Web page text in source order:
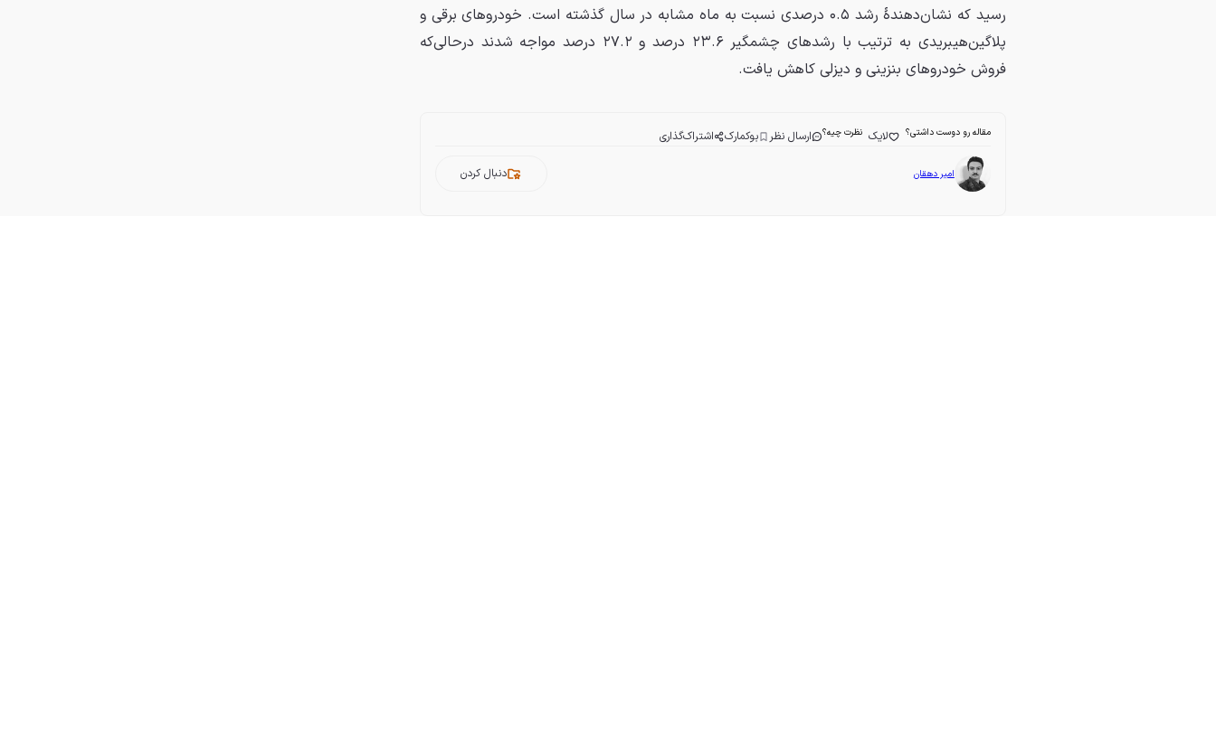
رسید که نشان‌دهندهٔ رشد ۰.۵ درصدی نسبت به ماه مشابه در سال گذشته است. خودروهای برقی و
پلاگین‌هیبریدی به ترتیب با رشدهای چشمگیر ۲۳.۶ درصد و ۲۷.۲ درصد مواجه شدند درحالی‌که
فروش خودروهای بنزینی و دیزلی کاهش یافت.
مقاله رو دوست داشتی؟ لایک نظرت چیه؟ ارسال نظر بوکمارک اشتراک‌گذاری
امیر دهقان دنبال کردن